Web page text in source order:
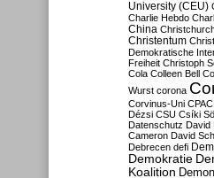
University (CEU)
Charlie Hebdo
China
Christentum
Demokratische
Freiheit Christoph
Cola Colleen Bell
Wurst corona
Corvinus-Uni CPAC
Dézsi CSU Csíki
Datenschutz David
Cameron David
Debrecen defi
Demokratie
Koalition